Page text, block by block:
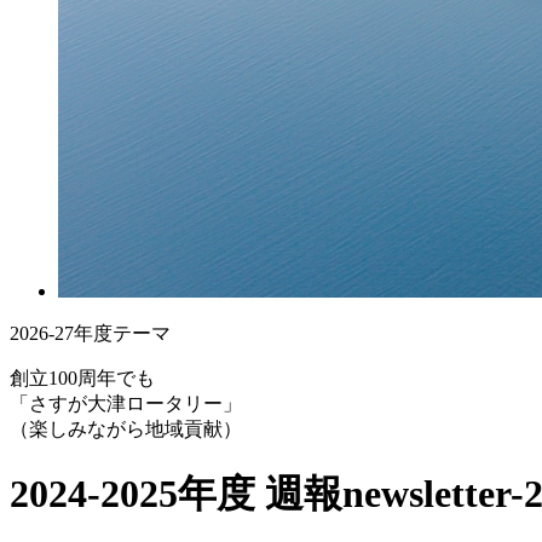
2026-27年度テーマ
創立100周年でも
「さすが大津ロータリー」
（楽しみながら地域貢献）
2024-2025年度 週報newsletter-